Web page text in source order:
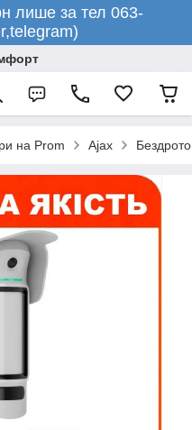
лише за тел 063-
на Prom Ajax